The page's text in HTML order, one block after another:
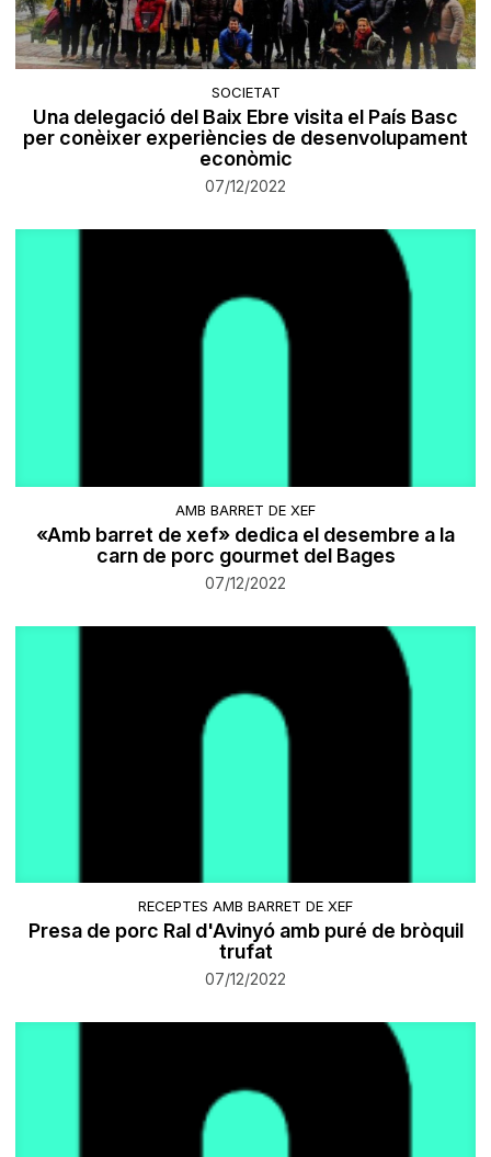
SOCIETAT
Una delegació del Baix Ebre visita el País Basc
per conèixer experiències de desenvolupament
econòmic
07/12/2022
AMB BARRET DE XEF
«Amb barret de xef» dedica el desembre a la
carn de porc gourmet del Bages
07/12/2022
RECEPTES AMB BARRET DE XEF
Presa de porc Ral d'Avinyó amb puré de bròquil
trufat
07/12/2022